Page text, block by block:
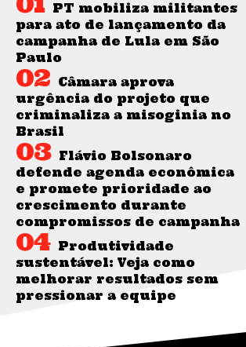
PT mobiliza militantes
para ato de lançamento da
campanha de Lula em São
Paulo
Câmara aprova
urgência do projeto que
criminaliza a misoginia no
Brasil
Flávio Bolsonaro
defende agenda econômica
e promete prioridade ao
crescimento durante
compromissos de campanha
Produtividade
sustentável: Veja como
melhorar resultados sem
pressionar a equipe